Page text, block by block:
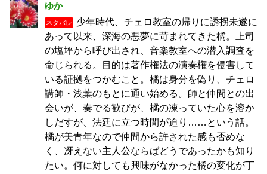
ゆか
ネタバレ
少年時代、チェロ教室の帰りに誘拐未遂に
あって以来、深海の悪夢に苛まれてきた橘。上司
の塩坪から呼び出され、音楽教室への潜入調査を
命じられる。目的は著作権法の演奏権を侵害して
いる証拠をつかむこと。橘は身分を偽り、チェロ
講師・浅葉のもとに通い始める。師と仲間との出
会いが、奏でる歓びが、橘の凍っていた心を溶か
しだすが、法廷に立つ時間が迫り……という話。
橘が美青年なので仲間から許された感も否めな
く、冴えない主人公ならばどうであったかも知り
たい。何に対しても興味がなかった橘の変化が丁